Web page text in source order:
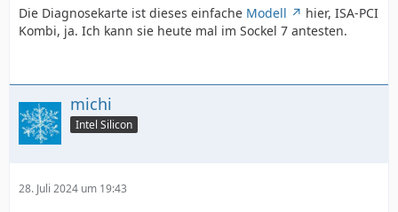
Die Diagnosekarte ist dieses einfache Modell
hier, ISA-PCI
Kombi, ja. Ich kann sie heute mal im Sockel 7 antesten.
michi
Intel Silicon
28. Juli 2024 um 19:43